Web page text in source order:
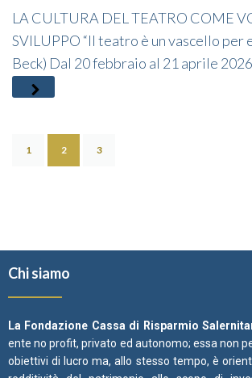
LA CULTURA DEL TEATRO COME
SVILUPPO “Il teatro è un vascello per
Beck) Dal 20 febbraio al 21 aprile
1 2 3
Chi siamo
La Fondazione Cassa di Risparmio
ente no profit, privato ed autonomo; essa non
obiettivi di lucro ma, allo stesso tempo, è